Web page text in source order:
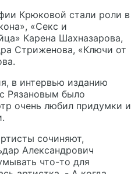
Крюковой стали роли в
«Секс и
Карена Шахназарова,
Стриженова, «Ключи от
в интервью изданию
Рязановым было
очень любил придумки и
сочиняют,
Александрович
что-то для